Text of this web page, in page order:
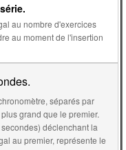
au nombre d'exercices
séparés par
grand que le premier.
déclenchant la